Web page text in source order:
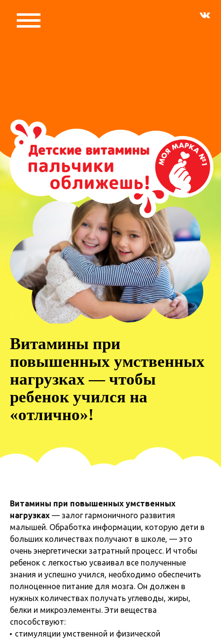
Витамины при
повышенных умственных
нагрузках — чтобы
ребенок учился на
«отлично»!
Витамины при повышенных умственных
нагрузках — залог гармоничного развития
малышей. Обработка информации, которую дети в
больших количествах получают в школе, — это
очень энергетически затратный процесс. И чтобы
ребенок с легкостью усваивал все полученные
знания и успешно учился, необходимо обеспечить
полноценное питание для мозга. Он должен в
нужных количествах получать углеводы, жиры,
белки и микроэлементы. Эти вещества
способствуют:
стимуляции умственной и физической